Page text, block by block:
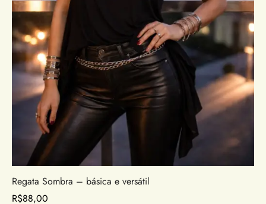
Regata Sombra – básica e versátil
R$88,00